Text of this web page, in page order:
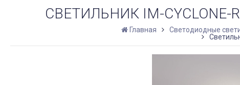
СВЕТИЛЬНИК IM-CYCLONE-
Главная Светодиодные